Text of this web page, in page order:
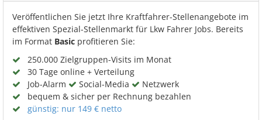
Veröffentlichen Sie jetzt Ihre Kraftfahrer-Stellenangebote im
effektiven Spezial-Stellenmarkt für Lkw Fahrer Jobs. Bereits
im Format Basic profitieren Sie:
250.000 Zielgruppen-Visits im Monat
30 Tage online + Verteilung
Job-Alarm
Social-Media
Netzwerk
bequem & sicher per Rechnung bezahlen
günstig: nur 149 € netto